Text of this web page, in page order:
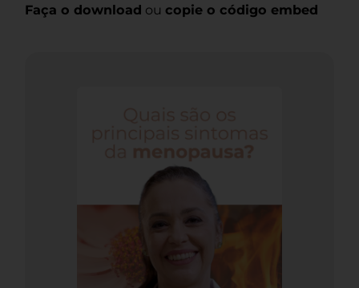
Faça o download ou copie o código embed